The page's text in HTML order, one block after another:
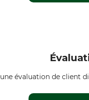
évaluation de client